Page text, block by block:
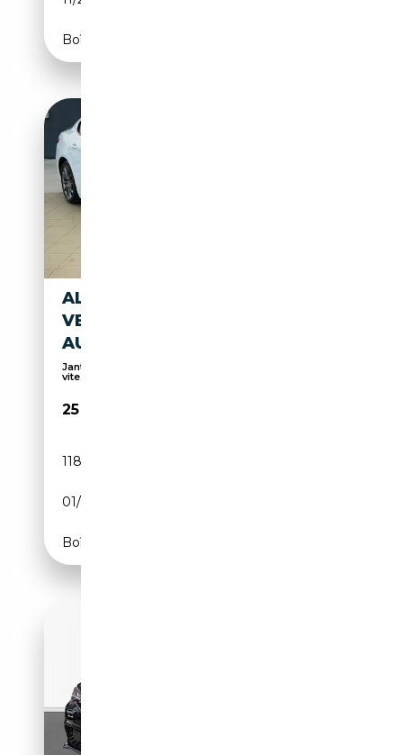
Boîte automatique
ALFA ROMEO GIULIA 2.0 T
VELOCE Q4 280CV AWD
AUTO
Jantes alliage, Palettes de changement de
vitesses...
25 500€
118 000 km
01/2018
Boîte automatique